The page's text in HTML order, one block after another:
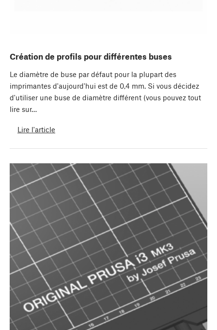
Création de profils pour différentes buses
Le diamètre de buse par défaut pour la plupart des
imprimantes d'aujourd'hui est de 0,4 mm. Si vous décidez
d'utiliser une buse de diamètre différent (vous pouvez tout
lire sur…
Lire l'article